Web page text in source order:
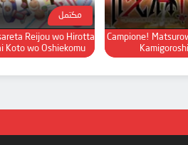
Campione!
مكتمل
Reijou wo Hirotta
Koto wo Oshiekomu